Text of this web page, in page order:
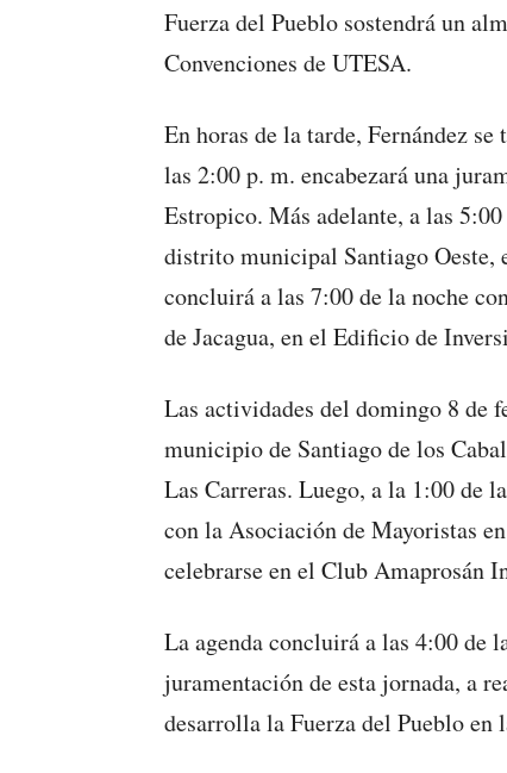
Fuerza del Pueblo sostendrá un
Convenciones de UTESA.
En horas de la tarde, Fernández
las 2:00 p. m. encabezará una
Estropico. Más adelante, a las
distrito municipal Santiago Oeste,
concluirá a las 7:00 de la noche
de Jacagua, en el Edificio de
Las actividades del domingo 8 de
municipio de Santiago de los
Las Carreras. Luego, a la 1:00 de
con la Asociación de Mayoristas
celebrarse en el Club Amaprosán
La agenda concluirá a las 4:00 de
juramentación de esta jornada, a
desarrolla la Fuerza del Pueblo en